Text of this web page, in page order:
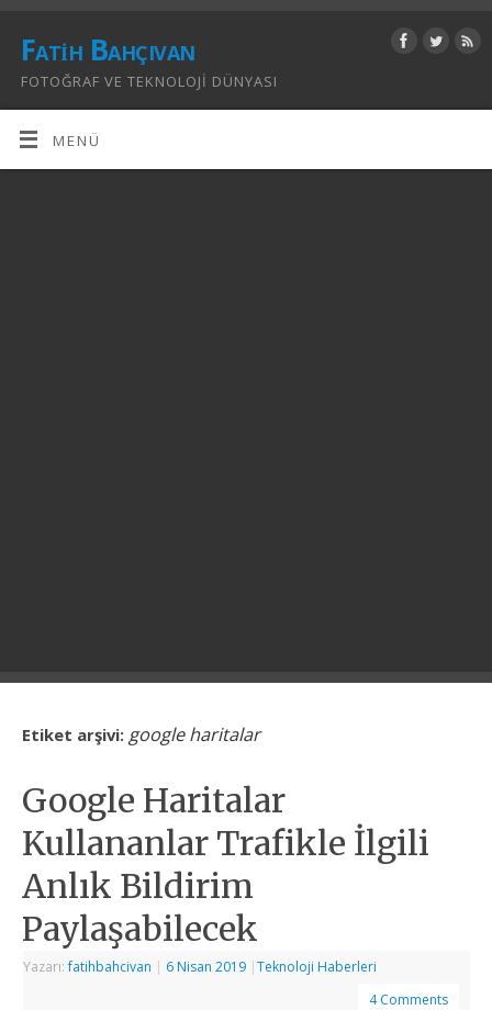
Fatih Bahçıvan
FOTOĞRAF VE TEKNOLOJI DÜNYASI
MENÜ
Etiket arşivi: google haritalar
Google Haritalar
Kullananlar Trafikle İlgili
Anlık Bildirim
Paylaşabilecek
Yazarı:fatihbahcivan | 6 Nisan 2019 |Teknoloji Haberleri
4 Comments